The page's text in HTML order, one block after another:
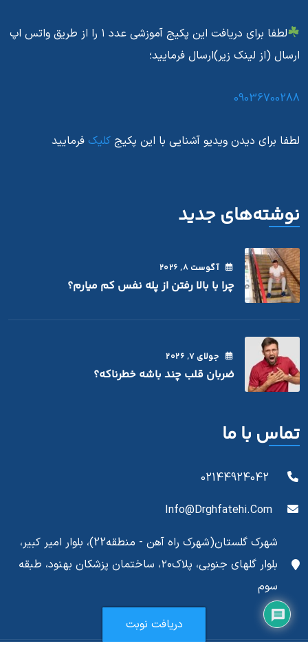
لطفا برای دریافت این پکیج آموزشی عدد ۱ را از طریق واتس اپ
ارسال (از لینک زیر)ارسال فرمایید؛
09036700288
لطفا برای دیدن ویدیو آشنایی با این پکیج کلیک فرمایید
نوشته‌های جدید
آگوست8
, 2026
چرا با بالا رفتن از پله نفس کم میارم؟
جولای7
, 2026
ضربان قلب چند باشه خطرناکه؟
تماس با ما
02144924042
Info@drghfatehi.com
شهرک گلستان(شهرک راه آهن - منطقه22)، بلوار امیر کبیر،
بلوار گلهای جنوبی، پلاک۲۰، ساختمان پزشکان بهنود، طبقه
سوم
دریافت نوبت